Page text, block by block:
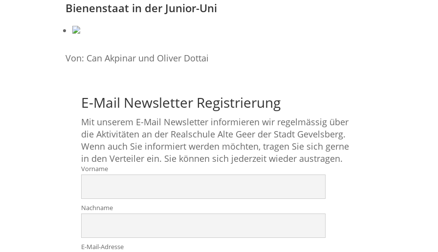
Bienenstaat in der Junior-Uni
Von: Can Akpinar und Oliver Dottai
E-Mail Newsletter Registrierung
Mit unserem E-Mail Newsletter informieren wir regelmässig über
die Aktivitäten an der Realschule Alte Geer der Stadt Gevelsberg.
Wenn auch Sie informiert werden möchten, tragen Sie sich gerne
in den Verteiler ein. Sie können sich jederzeit wieder austragen.
Vorname
Nachname
E-Mail-Adresse